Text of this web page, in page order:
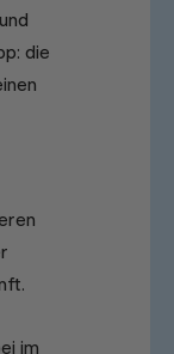
die
im